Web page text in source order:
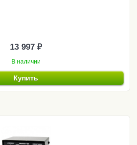
13 997 ₽
В наличии
Купить